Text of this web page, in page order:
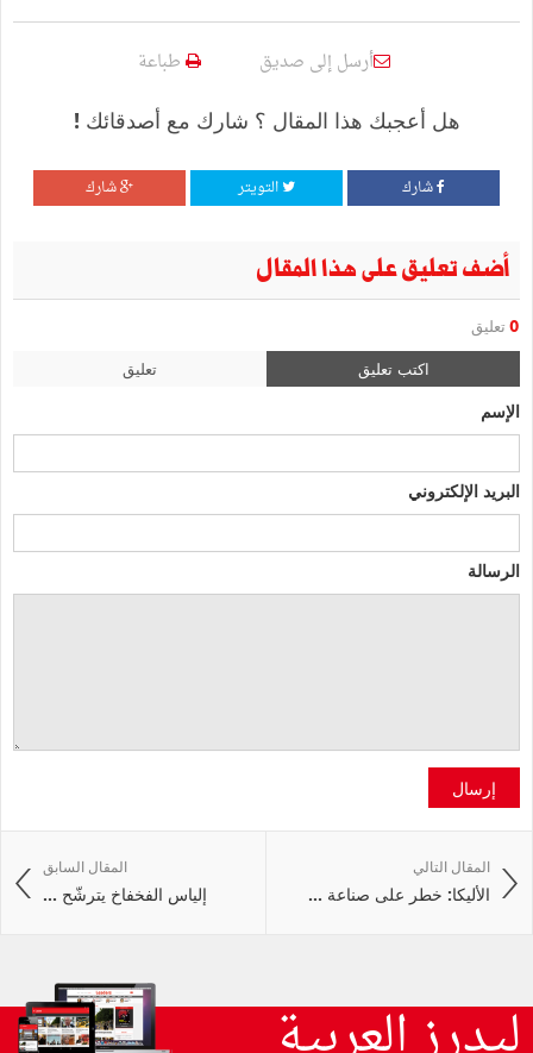
أرسل إلى صديق طباعة
هل أعجبك هذا المقال ؟ شارك مع أصدقائك !
شارك التويتر شارك
أضف تعليق على هذا المقال
0 تعليق
اكتب تعليق تعليق
الإسم
البريد الإلكتروني
الرسالة
إرسال
المقال السابق
إلياس الفخفاخ يترشّح ...
المقال التالي
الأليكا: خطر على صناعة ...